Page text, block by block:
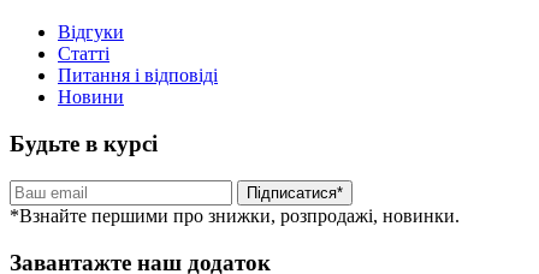
Відгуки
Статті
Питання і відповіді
Новини
Будьте в курсі
Підписатися*
*Взнайте першими про знижки, розпродажі, новинки.
Завантажте наш додаток